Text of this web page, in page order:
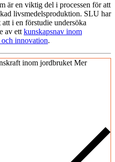
är en viktig del i processen för att
livsmedelsproduktion. SLU har
i en förstudie undersöka
av ettkunskapsnav inom
och innovation.
inom jordbruket Mer